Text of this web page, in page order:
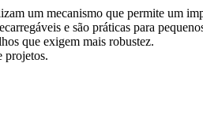
um mecanismo que permite um
e são práticas para
que exigem mais robustez.
projetos.